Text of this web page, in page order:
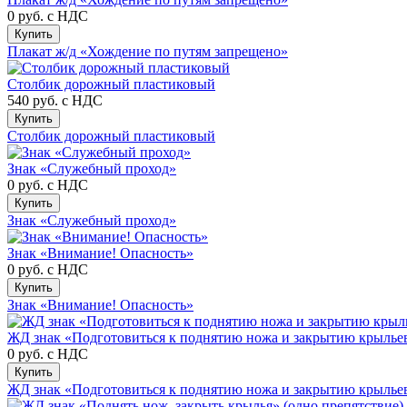
0 руб. с НДС
Купить
Плакат ж/д «Хождение по путям запрещено»
Столбик дорожный пластиковый
540 руб. с НДС
Купить
Столбик дорожный пластиковый
Знак «Служебный проход»
0 руб. с НДС
Купить
Знак «Служебный проход»
Знак «Внимание! Опасность»
0 руб. с НДС
Купить
Знак «Внимание! Опасность»
ЖД знак «Подготовиться к поднятию ножа и закрытию
0 руб. с НДС
Купить
ЖД знак «Подготовиться к поднятию ножа и закрытию